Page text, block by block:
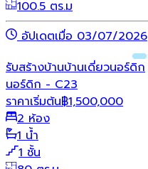
100.5 ตร.ม
อัปเดตเมื่อ 03/07/2026
รับสร้างบ้านบ้านเดี่ยวนอร์ดิก
นอร์ดิก - C23
ราคาเริ่มต้น฿1,500,000
2 ห้อง
1 น้ำ
1 ชั้น